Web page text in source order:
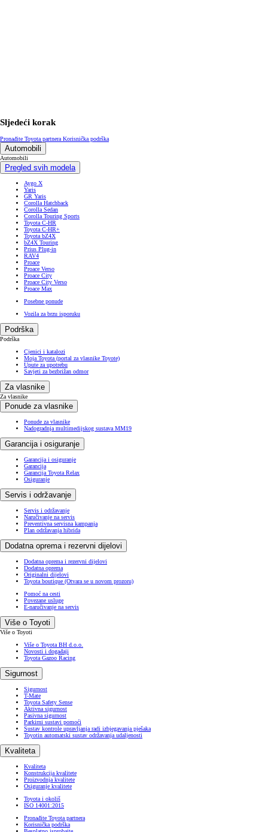
Sljedeći korak
Pronađite Toyota partnera Korisnička podrška
Automobili
Automobili
Pregled svih modela
Aygo X
Yaris
GR Yaris
Corolla Hatchback
Corolla Sedan
Corolla Touring Sports
Toyota C-HR
Toyota C-HR+
Toyota bZ4X
bZ4X Touring
Prius Plug-in
RAV4
Proace
Proace Verso
Proace City
Proace City Verso
Proace Max
Posebne ponude
Vozila za brzu isporuku
Podrška
Podrška
Cjenici i katalozi
Moja Toyota (portal za vlasnike Toyote)
Upute za upotrebu
Savjeti za bezbrižan odmor
Za vlasnike
Za vlasnike
Ponude za vlasnike
Ponude za vlasnike
Nadogradnja multimedijskog sustava MM19
Garancija i osiguranje
Garancija i osiguranje
Garancija
Garancija Toyota Relax
Osiguranje
Servis i održavanje
Servis i održavanje
Naručivanje na servis
Preventivna servisna kampanja
Plan održavanja hibrida
Dodatna oprema i rezervni dijelovi
Dodatna oprema i rezervni dijelovi
Dodatna oprema
Originalni dijelovi
Toyota boutique (Otvara se u novom prozoru)
Pomoć na cesti
Povezane usluge
E-naručivanje na servis
Više o Toyoti
Više o Toyoti
Više o Toyota BH d.o.o.
Novosti i događaji
Toyota Gazoo Racing
Sigurnost
Sigurnost
T-Mate
Toyota Safety Sense
Aktivna sigurnost
Pasivna sigurnost
Parkirni sustavi pomoći
Sustav kontrole upravljanja radi izbjegavanja pješaka
Toyotin automatski sustav održavanja udaljenosti
Kvaliteta
Kvaliteta
Konstrukcija kvalitete
Proizvodnja kvalitete
Osiguranje kvalitete
Toyota i okoliš
ISO 14001:2015
Pronađite Toyota partnera
Korisnička podrška